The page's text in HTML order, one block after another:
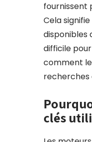
fournissent
Cela
disponibles
difficile
comment
recherches
clés